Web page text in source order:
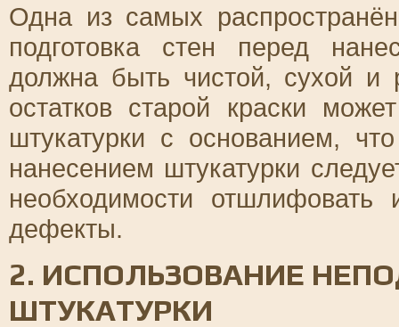
Одна из самых
подготовка стен перед
должна быть чистой, сухой и
остатков старой краски
штукатурки с основанием,
нанесением штукатурки
необходимости
дефекты.
2. ИСПОЛЬЗОВАНИЕ
ШТУКАТУРКИ